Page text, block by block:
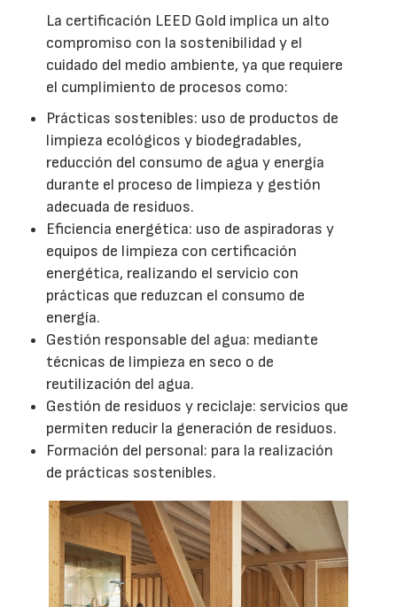
La certificación LEED Gold implica un alto
compromiso con la sostenibilidad y el
cuidado del medio ambiente, ya que requiere
el cumplimiento de procesos como:
Prácticas sostenibles: uso de productos de
limpieza ecológicos y biodegradables,
reducción del consumo de agua y energía
durante el proceso de limpieza y gestión
adecuada de residuos.
Eficiencia energética: uso de aspiradoras y
equipos de limpieza con certificación
energética, realizando el servicio con
prácticas que reduzcan el consumo de
energía.
Gestión responsable del agua: mediante
técnicas de limpieza en seco o de
reutilización del agua.
Gestión de residuos y reciclaje: servicios que
permiten reducir la generación de residuos.
Formación del personal: para la realización
de prácticas sostenibles.